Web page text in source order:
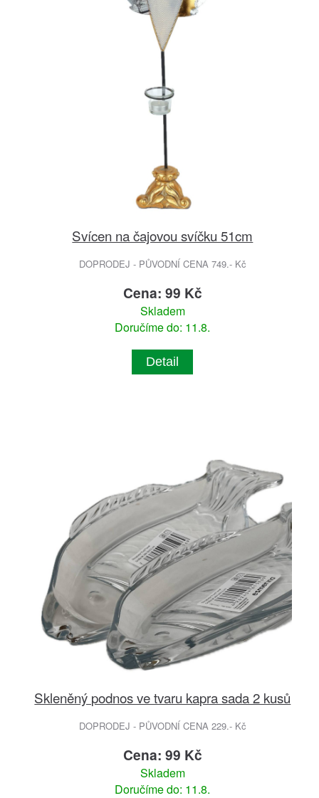
Svícen na čajovou svíčku 51cm
DOPRODEJ - PŮVODNÍ CENA 749.- Kč
Cena: 99 Kč
Skladem
Doručíme do: 11.8.
Detail
Skleněný podnos ve tvaru kapra sada 2 kusů
DOPRODEJ - PŮVODNÍ CENA 229.- Kč
Cena: 99 Kč
Skladem
Doručíme do: 11.8.